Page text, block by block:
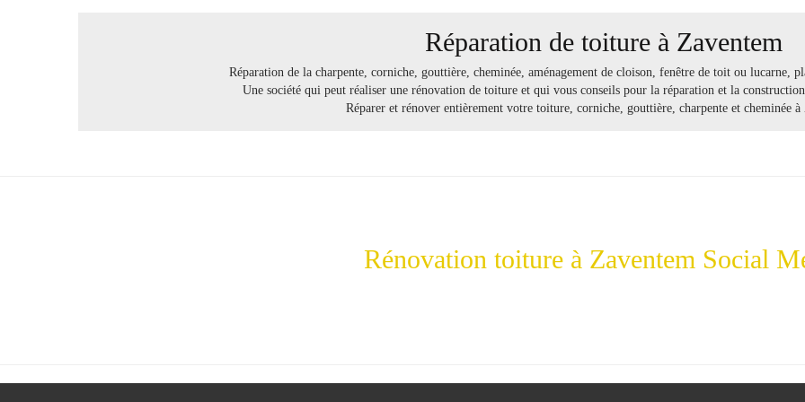
Réparation de toiture à Zaventem
Réparation de la charpente, corniche, gouttière, cheminée, aménagement de cloison fenêtre de toit ou lucarne,
Une société qui peut réaliser une rénovation de toiture et qui vous conseils pour la réparation et la construction
Réparer et rénover entièrement votre toiture, corniche, gouttière, charpente et cheminée à
Rénovation toiture à Zaventem Social